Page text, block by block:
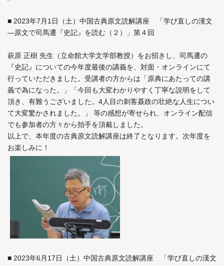
■ 2023年7月1日（土）中国古典原文読解講座 「学び直しの漢文
―原文で司馬遷『史記』を読む（２）」第４回
萩原 正樹 先生（立命館大学文学部教授）をお招きし、司馬遷の
『史記』についての今年度最後の講義を、対面・オンラインにて
行っていただきました。受講者の方からは「原典にあたっての講
義で為になった。」「今回も大変わかりやすく丁寧な説明をして
頂き、有難うございました。4人目の刺客聂政の壮絶な人生につい
て大変驚かされました。」 等の感想が寄せられ、オンライン配信
でも参加者の方々から拍手を頂戴しました。
以上で、本年度の古典原文読解講座は終了となります。次年度を
お楽しみに！
■ 2023年6月17日（土）中国古典原文読解講座 「学び直しの漢文